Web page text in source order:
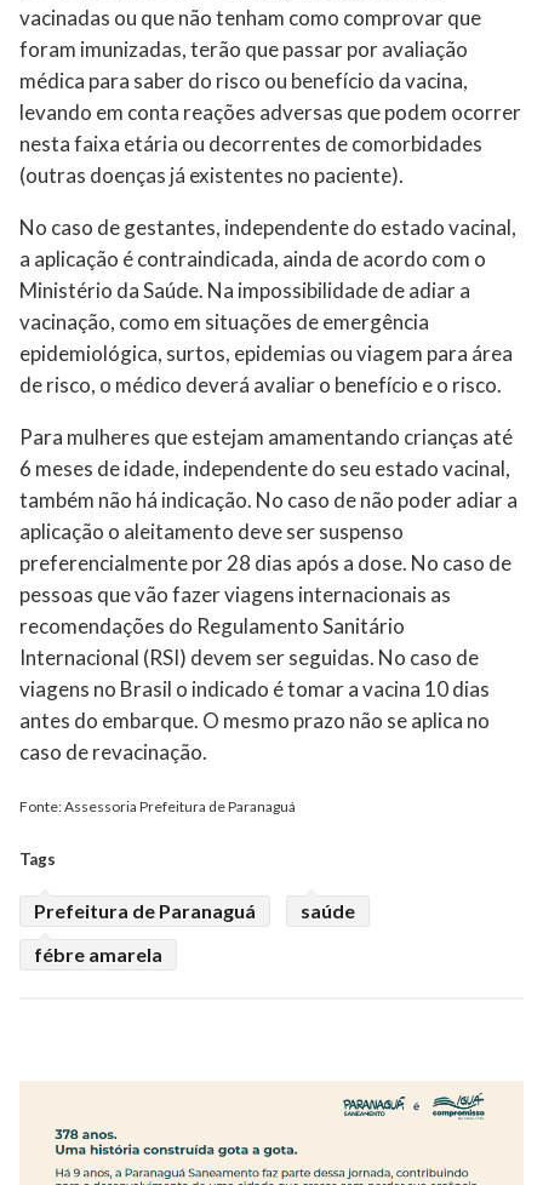
vacinadas ou que não tenham como comprovar que
foram imunizadas, terão que passar por avaliação
médica para saber do risco ou benefício da vacina,
levando em conta reações adversas que podem ocorrer
nesta faixa etária ou decorrentes de comorbidades
(outras doenças já existentes no paciente).
No caso de gestantes, independente do estado vacinal,
a aplicação é contraindicada, ainda de acordo com o
Ministério da Saúde. Na impossibilidade de adiar a
vacinação, como em situações de emergência
epidemiológica, surtos, epidemias ou viagem para área
de risco, o médico deverá avaliar o benefício e o risco.
Para mulheres que estejam amamentando crianças até
6 meses de idade, independente do seu estado vacinal,
também não há indicação. No caso de não poder adiar a
aplicação o aleitamento deve ser suspenso
preferencialmente por 28 dias após a dose. No caso de
pessoas que vão fazer viagens internacionais as
recomendações do Regulamento Sanitário
Internacional (RSI) devem ser seguidas. No caso de
viagens no Brasil o indicado é tomar a vacina 10 dias
antes do embarque. O mesmo prazo não se aplica no
caso de revacinação.
Fonte: Assessoria Prefeitura de Paranaguá
Tags
Prefeitura de Paranaguá
saúde
fébre amarela